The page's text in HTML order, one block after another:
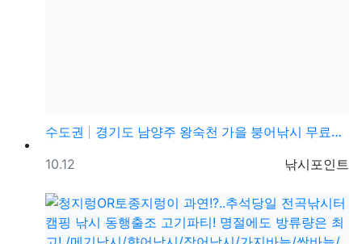
수도권
경기도 남양주 왕숙천 가을 붕어낚시 무료낚시포인트
등록자
낚시포인트
등록일
10.12